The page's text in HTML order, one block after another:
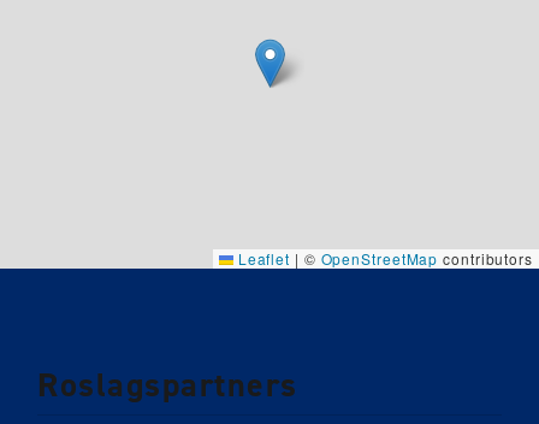
Leaflet | © OpenStreetMap contributors
Roslagspartners